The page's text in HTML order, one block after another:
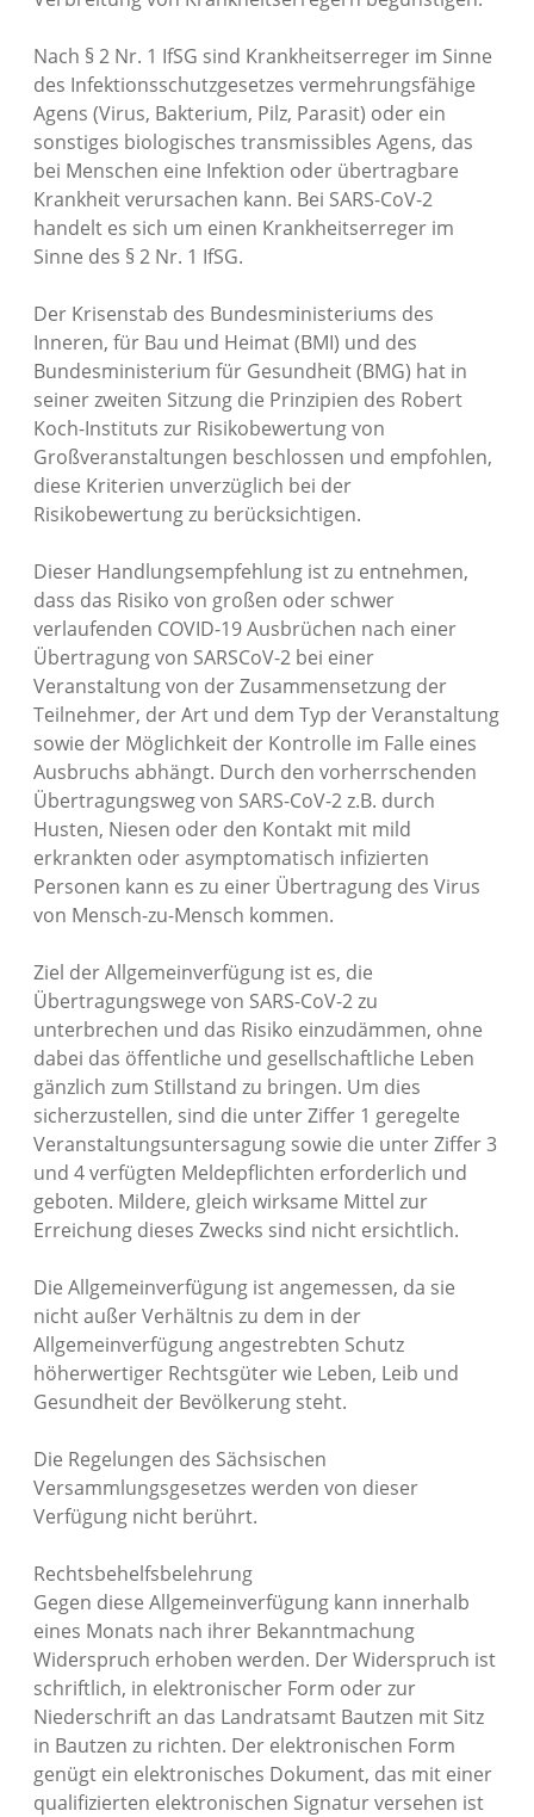
Nach § 2 Nr. 1 IfSG sind Krankheitserreger im Sinne
des Infektionsschutzgesetzes vermehrungsfähige
Agens (Virus, Bakterium, Pilz, Parasit) oder ein
sonstiges biologisches transmissibles Agens, das
bei Menschen eine Infektion oder übertragbare
Krankheit verursachen kann. Bei SARS-CoV-2
handelt es sich um einen Krankheitserreger im
Sinne des § 2 Nr. 1 IfSG.
Der Krisenstab des Bundesministeriums des
Inneren, für Bau und Heimat (BMI) und des
Bundesministerium für Gesundheit (BMG) hat in
seiner zweiten Sitzung die Prinzipien des Robert
Koch-Instituts zur Risikobewertung von
Großveranstaltungen beschlossen und empfohlen,
diese Kriterien unverzüglich bei der
Risikobewertung zu berücksichtigen.
Dieser Handlungsempfehlung ist zu entnehmen,
dass das Risiko von großen oder schwer
verlaufenden COVID-19 Ausbrüchen nach einer
Übertragung von SARSCoV-2 bei einer
Veranstaltung von der Zusammensetzung der
Teilnehmer, der Art und dem Typ der Veranstaltung
sowie der Möglichkeit der Kontrolle im Falle eines
Ausbruchs abhängt. Durch den vorherrschenden
Übertragungsweg von SARS-CoV-2 z.B. durch
Husten, Niesen oder den Kontakt mit mild
erkrankten oder asymptomatisch infizierten
Personen kann es zu einer Übertragung des Virus
von Mensch-zu-Mensch kommen.
Ziel der Allgemeinverfügung ist es, die
Übertragungswege von SARS-CoV-2 zu
unterbrechen und das Risiko einzudämmen, ohne
dabei das öffentliche und gesellschaftliche Leben
gänzlich zum Stillstand zu bringen. Um dies
sicherzustellen, sind die unter Ziffer 1 geregelte
Veranstaltungsuntersagung sowie die unter Ziffer 3
und 4 verfügten Meldepflichten erforderlich und
geboten. Mildere, gleich wirksame Mittel zur
Erreichung dieses Zwecks sind nicht ersichtlich.
Die Allgemeinverfügung ist angemessen, da sie
nicht außer Verhältnis zu dem in der
Allgemeinverfügung angestrebten Schutz
höherwertiger Rechtsgüter wie Leben, Leib und
Gesundheit der Bevölkerung steht.
Die Regelungen des Sächsischen
Versammlungsgesetzes werden von dieser
Verfügung nicht berührt.
Rechtsbehelfsbelehrung
Gegen diese Allgemeinverfügung kann innerhalb
eines Monats nach ihrer Bekanntmachung
Widerspruch erhoben werden. Der Widerspruch ist
schriftlich, in elektronischer Form oder zur
Niederschrift an das Landratsamt Bautzen mit Sitz
in Bautzen zu richten. Der elektronischen Form
genügt ein elektronisches Dokument, das mit einer
qualifizierten elektronischen Signatur versehen ist